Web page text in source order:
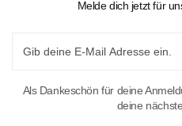
Melde dich jetzt für
Als Dankeschön für deine
deine